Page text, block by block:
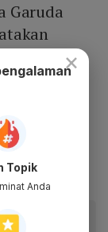
Garuda
conclude
Selasa
×
Topik
Anda